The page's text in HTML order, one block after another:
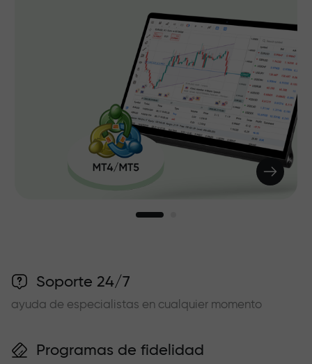
Soporte 24/7
ayuda de especialistas en cualquier momento
Programas de fidelidad